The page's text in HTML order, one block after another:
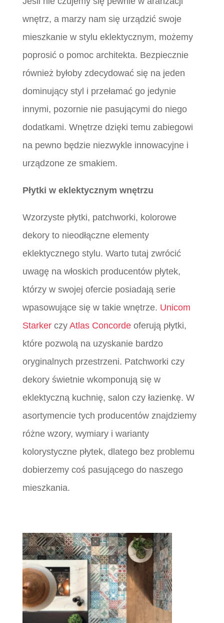
wnętrz, a marzy nam się urządzić swoje
mieszkanie w stylu eklektycznym, możemy
poprosić o pomoc architekta. Bezpiecznie
również byłoby zdecydować się na jeden
dominujący styl i przełamać go jedynie
innymi, pozornie nie pasującymi do niego
dodatkami. Wnętrze dzięki temu zabiegowi
na pewno będzie niezwykle innowacyjne i
urządzone ze smakiem.
Płytki w eklektycznym wnętrzu
Wzorzyste płytki, patchworki, kolorowe
dekory to nieodłączne elementy
eklektycznego stylu. Warto tutaj zwrócić
uwagę na włoskich producentów płytek,
którzy w swojej ofercie posiadają serie
wpasowujące się w takie wnętrze. Unicom
Starkerczy Atlas Concordeoferują płytki,
które pozwolą na uzyskanie bardzo
oryginalnych przestrzeni. Patchworki czy
dekory świetnie wkomponują się w
eklektyczną kuchnię, salon czy łazienkę. W
asortymencie tych producentów znajdziemy
różne wzory, wymiary i warianty
kolorystyczne płytek, dlatego bez problemu
dobierzemy coś pasującego do naszego
mieszkania.